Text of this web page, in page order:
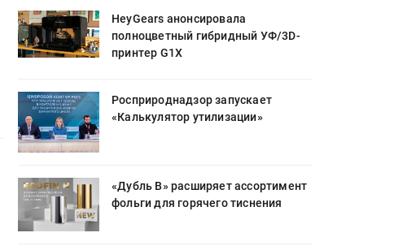
HeyGears анонсировала
полноцветный гибридный УФ/3D-
принтер G1X
Росприроднадзор запускает
«Калькулятор утилизации»
«Дубль В» расширяет ассортимент
фольги для горячего тиснения